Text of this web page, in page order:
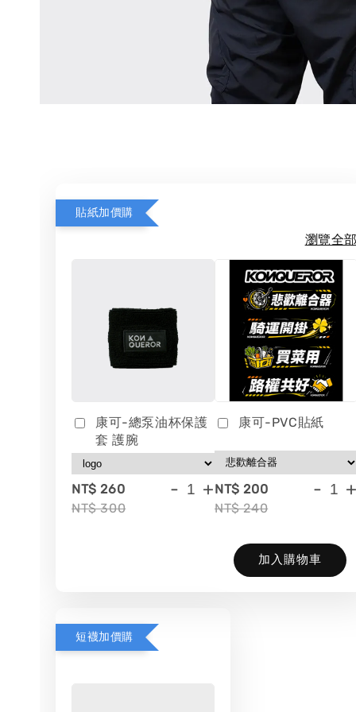
貼紙加價購
瀏覽全
康可-總泵油杯保護
套 護腕
NT$ 260
NT$ 300
- +
康可-PVC貼紙
NT$ 200
NT$ 240
-
加入購物車
短襪加價購